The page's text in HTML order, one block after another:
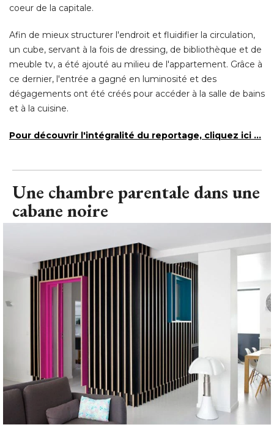
coeur de la capitale.
Afin de mieux structurer l'endroit et fluidifier la circulation,
un cube, servant à la fois de dressing, de bibliothèque et de
meuble tv, a été ajouté au milieu de l'appartement. Grâce à
ce dernier, l'entrée a gagné en luminosité et des
dégagements ont été créés pour accéder à la salle de bains
et à la cuisine.
Pour découvrir l'intégralité du reportage, cliquez ici ...
Une chambre parentale dans une
cabane noire